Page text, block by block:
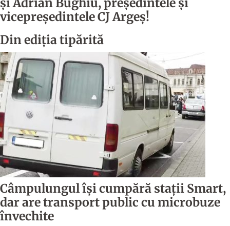
vicepreşedintele CJ Argeş!
Din ediția tipărită
Câmpulungul îşi cumpără staţii Smart,
dar are transport public cu microbuze
învechite